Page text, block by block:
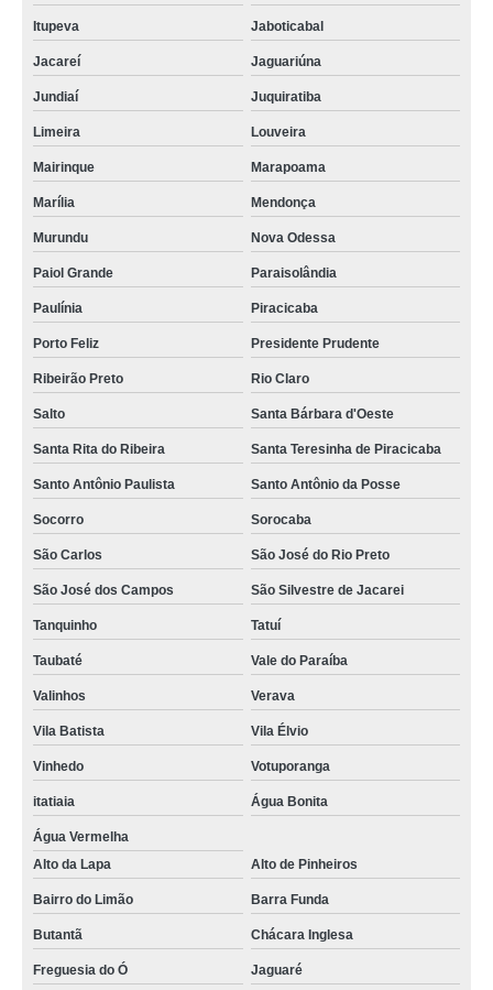
Itupeva Jaboticabal
Jacareí Jaguariúna
Jundiaí Juquiratiba
Limeira Louveira
Mairinque Marapoama
Marília Mendonça
Murundu Nova Odessa
Paiol Grande Paraisolândia
Paulínia Piracicaba
Porto Feliz Presidente Prudente
Ribeirão Preto Rio Claro
Salto Santa Bárbara d'Oeste
Santa Rita do Ribeira Santa Teresinha de Piracicaba
Santo Antônio Paulista Santo Antônio da Posse
Socorro Sorocaba
São Carlos São José do Rio Preto
São José dos Campos São Silvestre de Jacarei
Tanquinho Tatuí
Taubaté Vale do Paraíba
Valinhos Verava
Vila Batista Vila Élvio
Vinhedo Votuporanga
itatiaia Água Bonita
Água Vermelha
Alto da Lapa
Alto de Pinheiros
Bairro do Limão Barra Funda
Butantã Chácara Inglesa
Freguesia do Ó Jaguaré